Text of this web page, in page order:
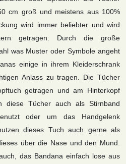
cm groß und meistens aus 100%
wird immer beliebter und wird
getragen. Durch die große
was Muster oder Symbole angeht
einige in ihrem Kleiderschrank
Anlass zu tragen. Die Tücher
getragen und am Hinterkopf
diese Tücher auch als Stirnband
oder um das Handgelenk
dieses Tuch auch gerne als
über die Nase und den Mund.
das Bandana einfach lose aus